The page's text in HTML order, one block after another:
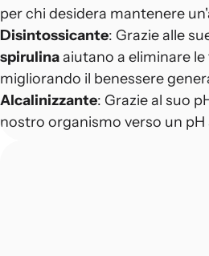
per chi desidera mantenere
Disintossicante: Grazie alle
spirulinaaiutano a eliminare
migliorando il benessere
Alcalinizzante: Grazie al suo
nostro organismo verso un pH